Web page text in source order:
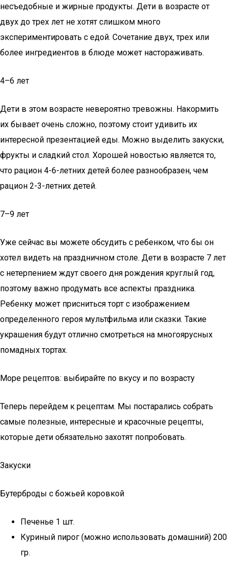
несъедобные и жирные продукты. Дети в возрасте от
двух до трех лет не хотят слишком много
экспериментировать с едой. Сочетание двух, трех или
более ингредиентов в блюде может настораживать.
4–6 лет
Дети в этом возрасте невероятно тревожны. Накормить
их бывает очень сложно, поэтому стоит удивить их
интересной презентацией еды. Можно выделить закуски,
фрукты и сладкий стол. Хорошей новостью является то,
что рацион 4-6-летних детей более разнообразен, чем
рацион 2-3-летних детей.
7–9 лет
Уже сейчас вы можете обсудить с ребенком, что бы он
хотел видеть на праздничном столе. Дети в возрасте 7 лет
с нетерпением ждут своего дня рождения круглый год,
поэтому важно продумать все аспекты праздника.
Ребенку может присниться торт с изображением
определенного героя мультфильма или сказки. Такие
украшения будут отлично смотреться на многоярусных
помадных тортах.
Море рецептов: выбирайте по вкусу и по возрасту
Теперь перейдем к рецептам. Мы постарались собрать
самые полезные, интересные и красочные рецепты,
которые дети обязательно захотят попробовать.
Закуски
Бутерброды с божьей коровкой
Печенье 1 шт.
Куриный пирог (можно использовать домашний) 200
гр.